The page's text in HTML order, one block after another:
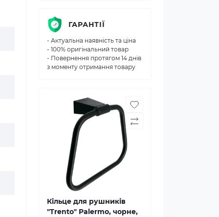
ГАРАНТІЇ
- Актуальна наявність та ціна
- 100% оригінальний товар
- Повернення протягом 14 днів
з моменту отримання товару
Кільце для рушників
"Trento" Palermo, чорне,